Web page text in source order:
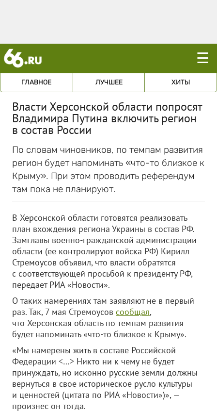
☰
ГЛАВНОЕ ЛУЧШЕЕ ХИТЫ
Власти Херсонской области попросят
Владимира Путина включить регион
в состав России
По словам чиновников, по темпам развития
регион будет напоминать «что-то близкое к
Крыму». При этом проводить референдум
там пока не планируют.
В Херсонской области готовятся реализовать
план вхождения региона Украины в состав РФ.
Замглавы военно-гражданской администрации
области (ее контролируют войска РФ) Кирилл
Стремоусов объявил, что власти обратятся
с соответствующей просьбой к президенту РФ,
передает РИА «Новости».
О таких намерениях там заявляют не в первый
раз. Так, 7 мая Стремоусов сообщал,
что Херсонская область по темпам развития
будет напоминать «что-то близкое к Крыму».
«Мы намерены жить в составе Российской
Федерации <…> Никто ни к чему не будет
принуждать, но исконно русские земли должны
вернуться в свое историческое русло культуры
и ценностей (цитата по РИА «Новости»)», —
произнес он тогда.